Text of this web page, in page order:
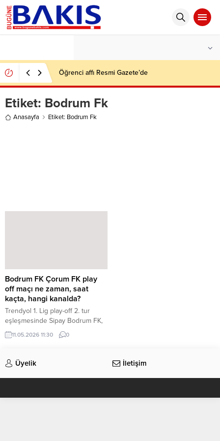
Öğrenci affı Resmi Gazete’de
Etiket: Bodrum Fk
Anasayfa Etiket: Bodrum Fk
Bodrum FK Çorum FK play
off maçı ne zaman, saat
kaçta, hangi kanalda?
Trendyol 1. Lig play-off 2. tur
eşleşmesinde Sipay Bodrum FK,
11 Mayıs Pazartesi günü Arca
Çorum FK’yi konuk edecek. Maç
11.05.2026 11:30 0
Üyelik İletişim